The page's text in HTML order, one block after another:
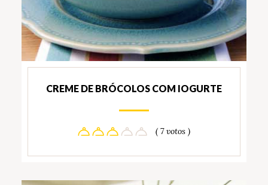
CREME DE BRÓCOLOS COM IOGURTE
( 7 votos )